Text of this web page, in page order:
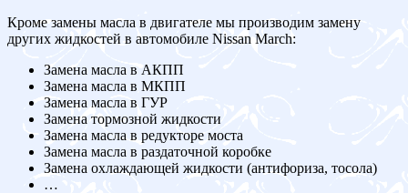
Кроме замены масла в двигателе мы производим замену
других жидкостей в автомобиле Nissan March:
Замена масла в АКПП
Замена масла в МКПП
Замена масла в ГУР
Замена тормозной жидкости
Замена масла в редукторе моста
Замена масла в раздаточной коробке
Замена охлаждающей жидкости (антифориза, тосола)
…